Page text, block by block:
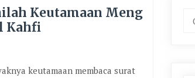
Keutamaan Meng
Kahfi
keutamaan membaca surat